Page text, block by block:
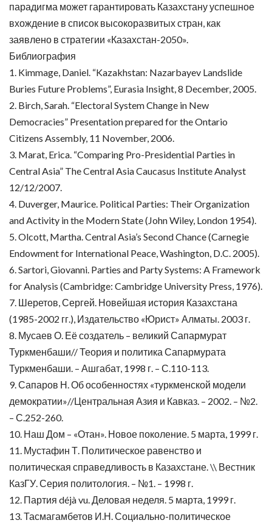
парадигма может гарантировать Казахстану успешное
вхождение в список высокоразвитых стран, как
заявлено в стратегии «Казахстан-2050».
Библиография
1. Kimmage, Daniel. “Kazakhstan: Nazarbayev Landslide
Buries Future Problems”, Eurasia Insight, 8 December, 2005.
2. Birch, Sarah. “Electoral System Change in New
Democracies” Presentation prepared for the Ontario
Citizens Assembly, 11 November, 2006.
3. Marat, Erica. “Comparing Pro-Presidential Parties in
Central Asia” The Central Asia Caucasus Institute Analyst
12/12/2007.
4. Duverger, Maurice. Political Parties: Their Organization
and Activity in the Modern State (John Wiley, London 1954).
5. Olcott, Martha. Central Asia’s Second Chance (Carnegie
Endowment for International Peace, Washington, D.C. 2005).
6. Sartori, Giovanni. Parties and Party Systems: A Framework
for Analysis (Cambridge: Cambridge University Press, 1976).
7. Шеретов, Сергей. Новейшая история Казахстана
(1985-2002 гг.), Издательство «Юрист» Алматы. 2003 г.
8. Мусаев О. Её создатель – великий Сапармурат
Туркменбаши// Теория и политика Сапармурата
Туркменбаши. – Ашгабат, 1998 г. – С.110-113.
9. Сапаров Н. Об особенностях «туркменской модели
демократии»//Центральная Азия и Кавказ. – 2002. – №2.
– С.252-260.
10. Наш Дом – «Отан». Новое поколение. 5 марта, 1999 г.
11. Мустафин Т. Политическое равенство и
политическая справедливость в Казахстане. \\ Вестник
КазГУ. Серия политология. – №1. – 1998 г.
12. Партия déjà vu. Деловая неделя. 5 марта, 1999 г.
13. Тасмагамбетов И.Н. Социально-политическое